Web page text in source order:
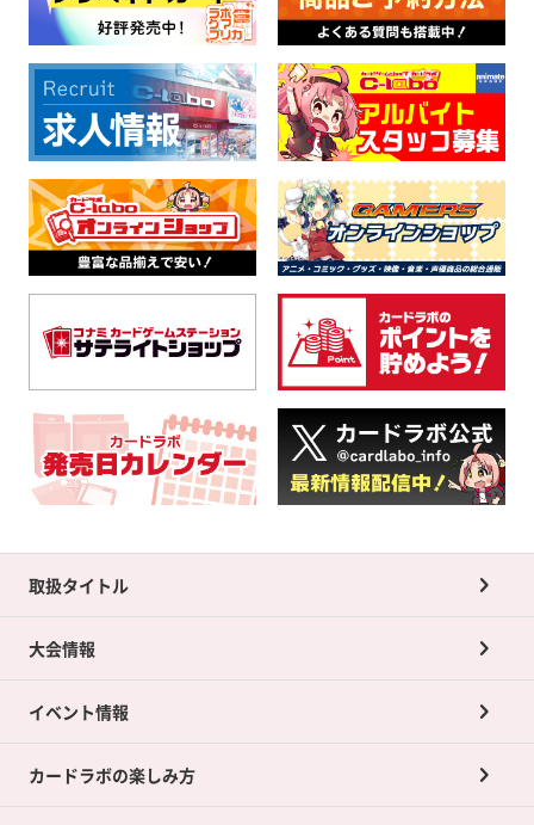
取扱タイトル
大会情報
イベント情報
カードラボの楽しみ方